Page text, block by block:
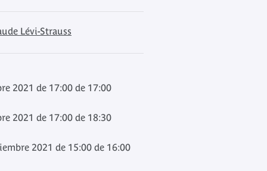
Lévi-Strauss
2021 de 17:00 de 17:00
2021 de 17:00 de 18:30
2021 de 15:00 de 16:00